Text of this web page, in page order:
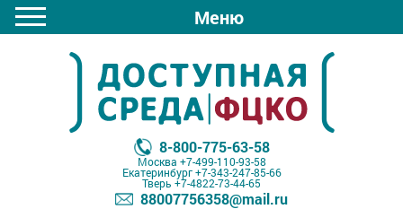
Меню
8-800-775-63-58
Москва +7-499-110-93-58
Екатеринбург+7-343-247-85-66
Тверь +7-4822-73-44-65
88007756358@mail.ru